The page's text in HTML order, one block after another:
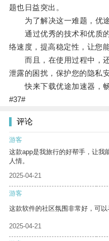
题也日益突出。
为了解决这一难题，优途
通过优秀的技术和优质的
络速度，提高稳定性，让您
而且，在使用过程中，还
泄露的困扰，保护您的隐私安
快来下载优途加速器，畅
#37#
评论
游客
这款app是我旅行的好帮手，让我
人情。
2025-04-21
游客
这款软件的社区氛围非常好，可以
2025-04-21